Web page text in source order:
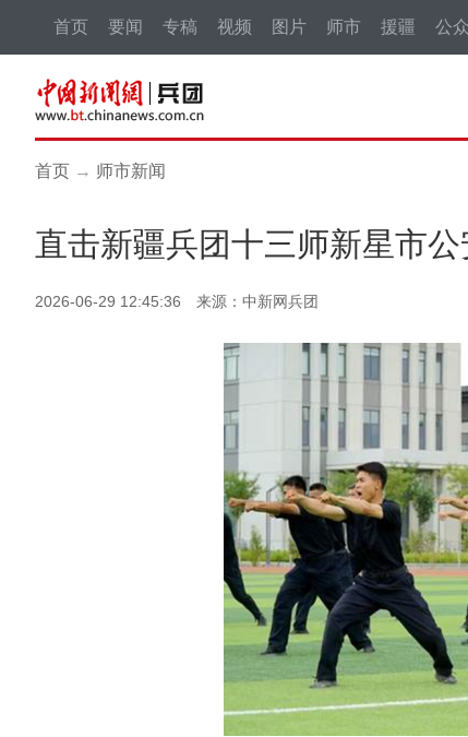
首页 要闻 专稿 视频 图片 师市 援疆 公
首页 → 师市新闻
直击新疆兵团十三师新星市
2026-06-29 12:45:36 来源：中新网兵团